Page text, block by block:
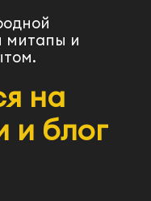
митапы и
на
и блог